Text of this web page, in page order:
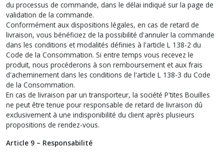
du processus de commande, dans le délai indiqué sur la page de
validation de la commande.
Conformément aux dispositions légales, en cas de retard de
livraison, vous bénéficiez de la possibilité d'annuler la commande
dans les conditions et modalités définies à l'article L 138-2 du
Code de la Consommation. Si entre temps vous recevez le
produit, nous procéderons à son remboursement et aux frais
d'acheminement dans les conditions de l'article L 138-3 du Code
de la Consommation.
En cas de livraison par un transporteur, la société P'tites Bouilles
ne peut être tenue pour responsable de retard de livraison dû
exclusivement à une indisponibilité du client après plusieurs
propositions de rendez-vous.
Article 9 – Responsabilité